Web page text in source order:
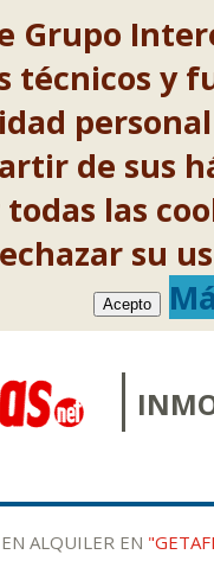
Grupo
técnicos y
de sus
las
su
Acepto
ALQUILER EN